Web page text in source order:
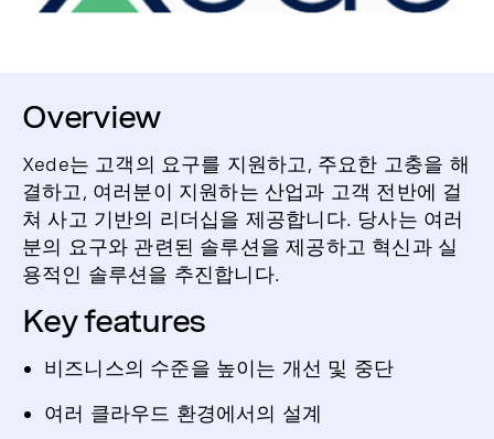
Overview
Xede는 고객의 요구를 지원하고, 주요한 고충을 해
결하고, 여러분이 지원하는 산업과 고객 전반에 걸
쳐 사고 기반의 리더십을 제공합니다. 당사는 여러
분의 요구와 관련된 솔루션을 제공하고 혁신과 실
용적인 솔루션을 추진합니다.
Key features
비즈니스의 수준을 높이는 개선 및 중단
여러 클라우드 환경에서의 설계